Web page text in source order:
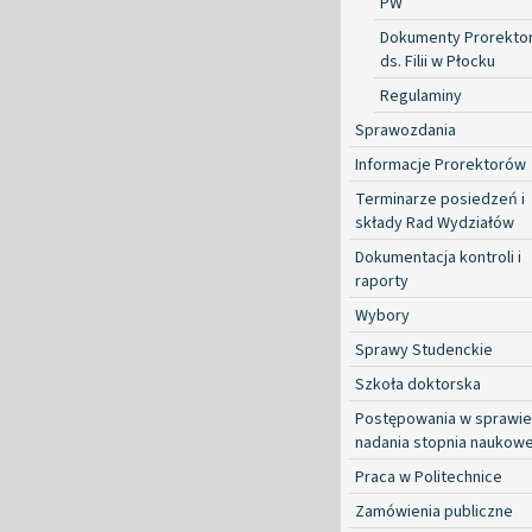
Dokumenty
ds. Filii w Płocku
Regulaminy
Sprawozdania
Informacje Prorektorów
Terminarze posiedzeń i
składy Rad Wydziałów
Dokumentacja kontroli i
raporty
Wybory
Sprawy Studenckie
Szkoła doktorska
Postępowania w sprawie
nadania stopnia
Praca w Politechnice
Zamówienia publiczne